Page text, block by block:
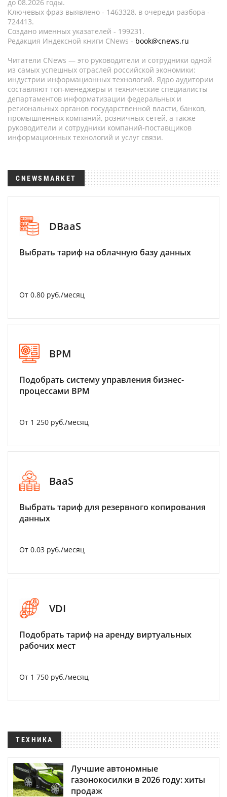
до 08.2026 годы.
Ключевых фраз выявлено - 1463328, в очереди разбора -
724413.
Создано именных указателей - 199231.
Редакция Индексной книги CNews - book@cnews.ru
Читатели CNews — это руководители и сотрудники одной
из самых успешных отраслей российской экономики:
индустрии информационных технологий. Ядро аудитории
составляют топ-менеджеры и технические специалисты
департаментов информатизации федеральных и
региональных органов государственной власти, банков,
промышленных компаний, розничных сетей, а также
руководители и сотрудники компаний-поставщиков
информационных технологий и услуг связи.
CNEWSMARKET
DBaaS
Выбрать тариф на облачную базу данных
От 0.80 руб./месяц
BPM
Подобрать систему управления бизнес-
процессами BPM
От 1 250 руб./месяц
BaaS
Выбрать тариф для резервного копирования
данных
От 0.03 руб./месяц
VDI
Подобрать тариф на аренду виртуальных
рабочих мест
От 1 750 руб./месяц
ТЕХНИКА
Лучшие автономные
газонокосилки в 2026 году: хиты
продаж